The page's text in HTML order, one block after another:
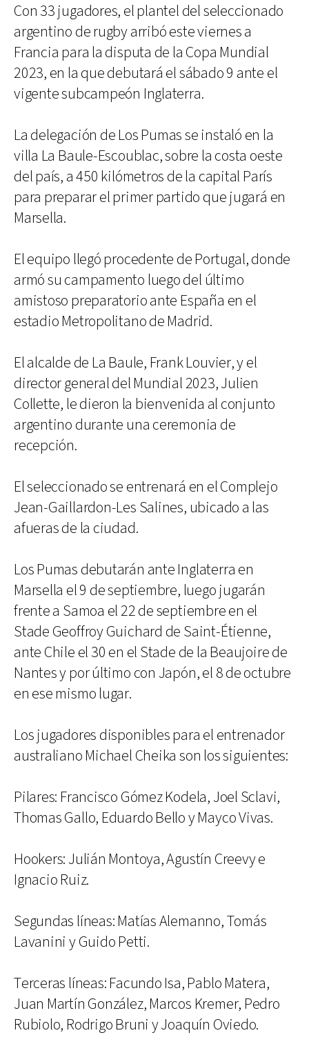
Con 33 jugadores, el plantel del seleccionado
argentino de rugby arribó este viernes a
Francia para la disputa de la Copa Mundial
2023, en la que debutará el sábado 9 ante el
vigente subcampeón Inglaterra.
La delegación de Los Pumas se instaló en la
villa La Baule-Escoublac, sobre la costa oeste
del país, a 450 kilómetros de la capital París
para preparar el primer partido que jugará en
Marsella.
El equipo llegó procedente de Portugal, donde
armó su campamento luego del último
amistoso preparatorio ante España en el
estadio Metropolitano de Madrid.
El alcalde de La Baule, Frank Louvier, y el
director general del Mundial 2023, Julien
Collette, le dieron la bienvenida al conjunto
argentino durante una ceremonia de
recepción.
El seleccionado se entrenará en el Complejo
Jean-Gaillardon-Les Salines, ubicado a las
afueras de la ciudad.
Los Pumas debutarán ante Inglaterra en
Marsella el 9 de septiembre, luego jugarán
frente a Samoa el 22 de septiembre en el
Stade Geoffroy Guichard de Saint-Étienne,
ante Chile el 30 en el Stade de la Beaujoire de
Nantes y por último con Japón, el 8 de octubre
en ese mismo lugar.
Los jugadores disponibles para el entrenador
australiano Michael Cheika son los siguientes:
Pilares: Francisco Gómez Kodela, Joel Sclavi,
Thomas Gallo, Eduardo Bello y Mayco Vivas.
Hookers: Julián Montoya, Agustín Creevy e
Ignacio Ruiz.
Segundas líneas: Matías Alemanno, Tomás
Lavanini y Guido Petti.
Terceras líneas: Facundo Isa, Pablo Matera,
Juan Martín González, Marcos Kremer, Pedro
Rubiolo, Rodrigo Bruni y Joaquín Oviedo.